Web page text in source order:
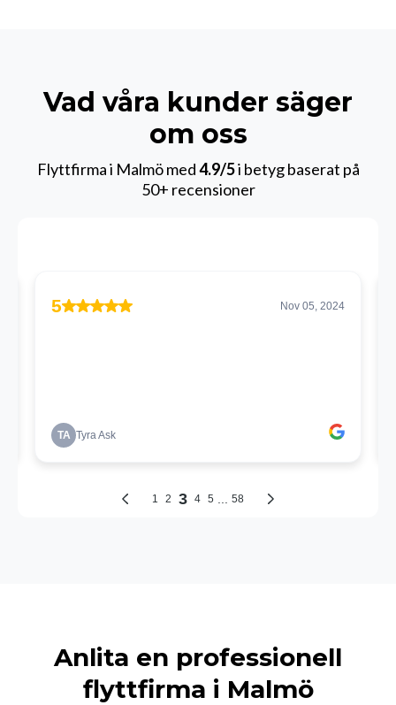
Vad våra kunder säger
om oss
Flyttfirma i Malmö med4.9/5i betyg baserat på
50+ recensioner
Anlita en professionell
flyttfirma i Malmö